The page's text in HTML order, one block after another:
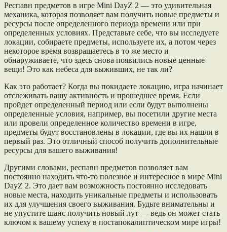
Респавн предметов в игре Mini DayZ 2 — это удивительная
механика, которая позволяет вам получить новые предметы и
ресурсы после определенного периода времени или при
определенных условиях. Представьте себе, что вы исследуете
локации, собираете предметы, используете их, а потом через
некоторое время возвращаетесь в то же место и
обнаруживаете, что здесь снова появились новые ценные
вещи! Это как небеса для выживших, не так ли?
Как это работает? Когда вы покидаете локацию, игра начинает
отслеживать вашу активность и прошедшее время. Если
пройдет определенный период или если будут выполнены
определенные условия, например, вы посетили другие места
или провели определенное количество времени в игре,
предметы будут восстановлены в локации, где вы их нашли в
первый раз. Это отличный способ получить дополнительные
ресурсы для вашего выживания!
Другими словами, респавн предметов позволяет вам
постоянно находить что-то полезное и интересное в мире Mini
DayZ 2. Это дает вам возможность постоянно исследовать
новые места, находить уникальные предметы и использовать
их для улучшения своего выживания. Будьте внимательны и
не упустите шанс получить новый лут — ведь он может стать
ключом к вашему успеху в постапокалиптическом мире игры!